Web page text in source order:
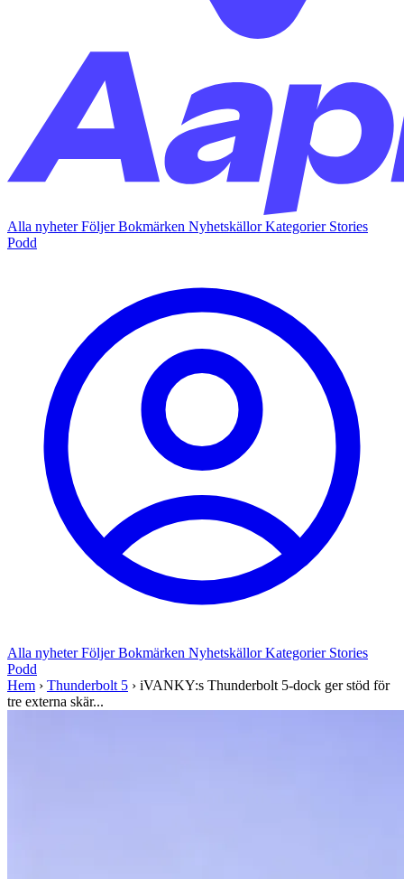
Alla nyheterFöljerBokmärken NyhetskällorKategorier Stories
Podd
Alla nyheterFöljerBokmärken NyhetskällorKategorier Stories
Podd
Hem › Thunderbolt 5 › iVANKY:s Thunderbolt 5-dock ger stöd för
tre externa skär...